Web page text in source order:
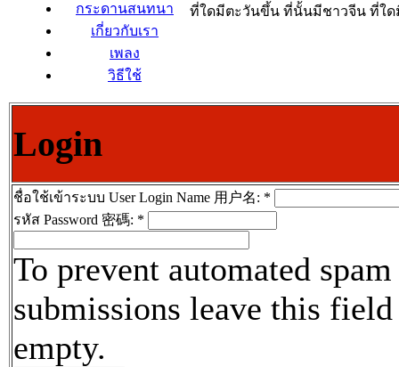
กระดานสนทนา
เกี่ยวกับเรา
เพลง
วิธีใช้
ที่ใดมีตะวันขึ้น ที่นั้นมีชาวจีน ที่ใดมี
Login
ชื่อใช้เข้าระบบ User Login Name 用户名: *
รหัส Password 密碼: *
To prevent automated spam
submissions leave this field
empty.